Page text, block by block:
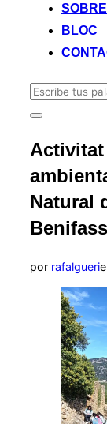
BLOC
Buscar:
Alternar
barra
lateral
y
la
navegación
Activitat
Natural
por rafalgueri